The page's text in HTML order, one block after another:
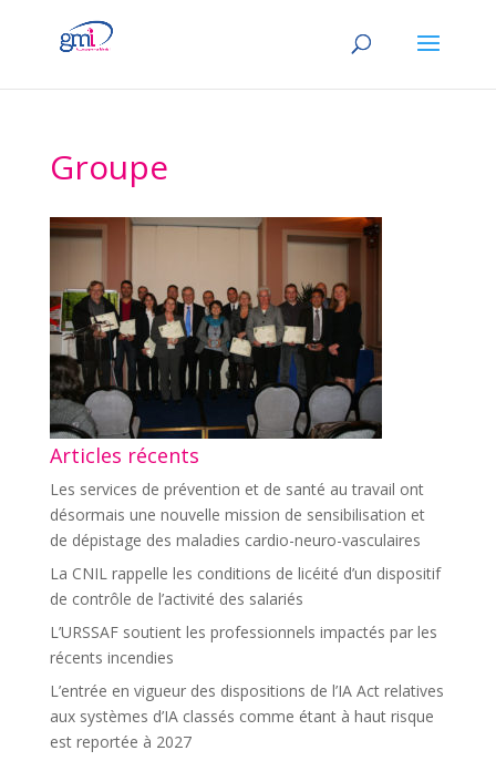
Groupe
Articles récents
Les services de prévention et de santé au travail ont
désormais une nouvelle mission de sensibilisation et
de dépistage des maladies cardio-neuro-vasculaires
La CNIL rappelle les conditions de licéité d’un dispositif
de contrôle de l’activité des salariés
L’URSSAF soutient les professionnels impactés par les
récents incendies
L’entrée en vigueur des dispositions de l’IA Act relatives
aux systèmes d’IA classés comme étant à haut risque
est reportée à 2027